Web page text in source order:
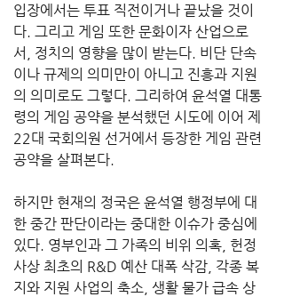
입장에서는 투표 직전이거나 끝났을 것이
다. 그리고 게임 또한 문화이자 산업으로
서, 정치의 영향을 많이 받는다. 비단 단속
이나 규제의 의미만이 아니고 진흥과 지원
의 의미로도 그렇다. 그리하여 윤석열 대통
령의 게임 공약을 분석했던 시도에 이어 제
22대 국회의원 선거에서 등장한 게임 관련
공약을 살펴본다.
하지만 현재의 정국은 윤석열 행정부에 대
한 중간 판단이라는 중대한 이슈가 중심에
있다. 영부인과 그 가족의 비위 의혹, 헌정
사상 최초의 R&D 예산 대폭 삭감, 각종 복
지와 지원 사업의 축소, 생활 물가 급속 상